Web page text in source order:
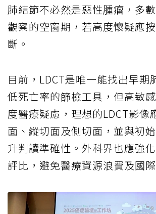
肺結節不必然是惡性腫瘤，多
觀察的空窗期，若高度懷疑應
斷。
目前，LDCT是唯一能找出早期
低死亡率的篩檢工具，但高敏
度醫療疑慮，理想的LDCT影像
面、縱切面及側切面，並與初
升判讀準確性。外科界也應強
評比，避免醫療資源浪費及國際